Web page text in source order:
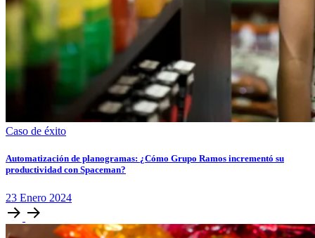
Caso de éxito
Automatización de planogramas: ¿Cómo Grupo Ramos incrementó su
productividad con Spaceman?
23 Enero 2024